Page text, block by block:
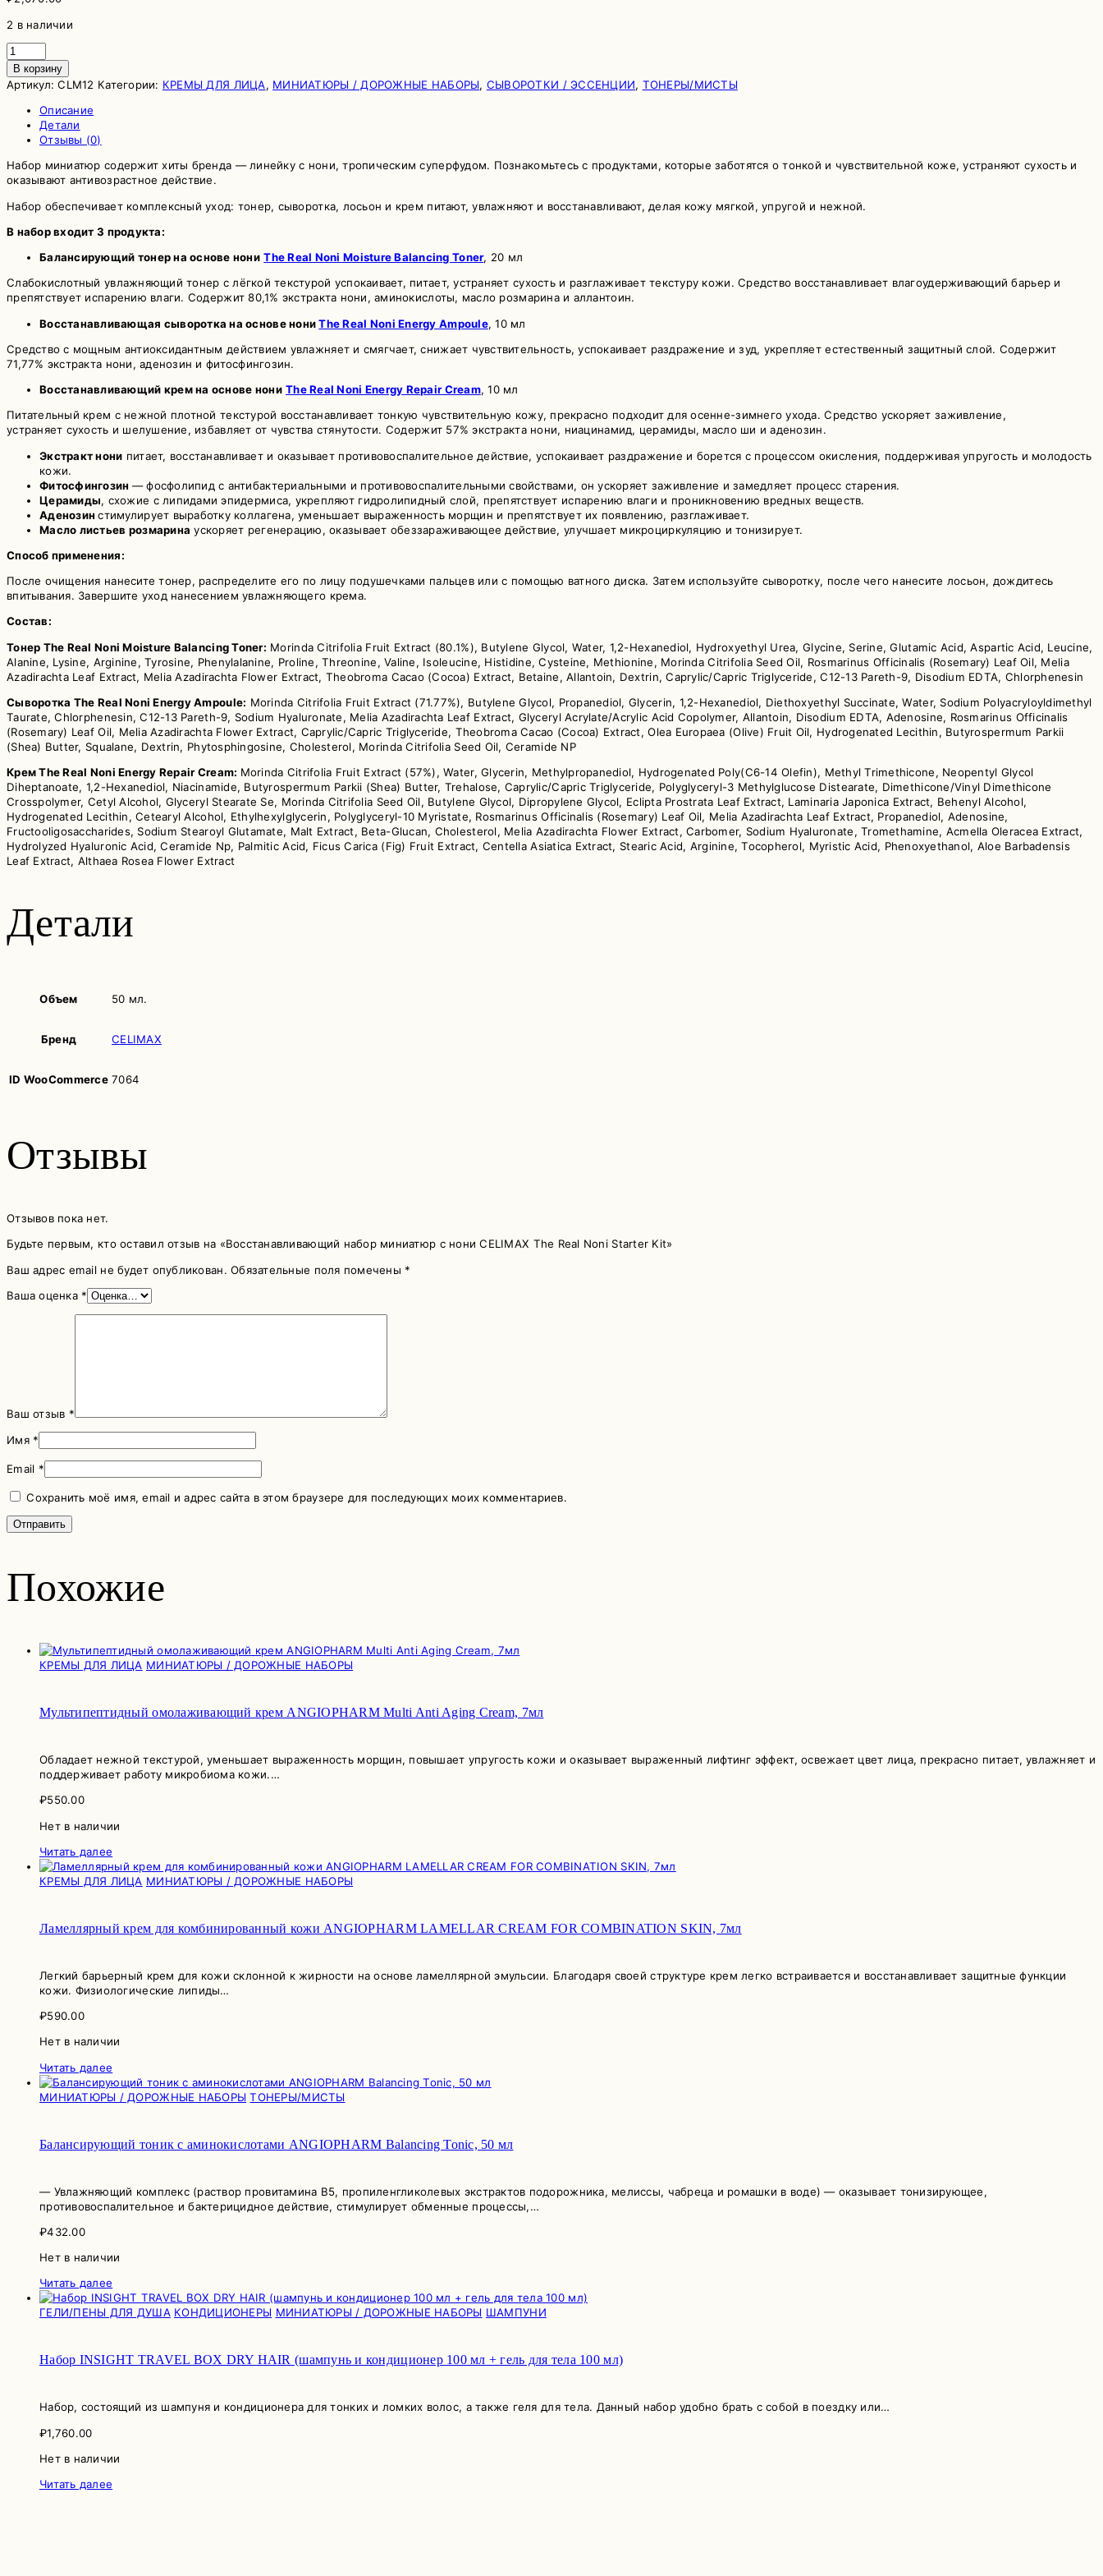
2 в наличии
Количество
товара
Восстанавливающий
набор
миниатюр
нони
The
Real
Starter
Kit
В корзину
Артикул:CLM12 Категории: КРЕМЫ ДЛЯ ЛИЦА, МИНИАТЮРЫ / ДОРОЖНЫЕ НАБОРЫ, СЫВОРОТКИ / ЭССЕНЦИИ, ТОНЕРЫ/МИСТЫ
Описание
Детали
Отзывы (0)
Набор миниатюр содержит хиты бренда — линейку с нони, тропическим суперфудом. Познакомьтесь с продуктами, которые заботятся о тонкой и чувствительной коже, устраняют сухость и
оказывают антивозрастное действие.
Набор обеспечивает комплексный уход: тонер, сыворотка, лосьон и крем питают, увлажняют и восстанавливают, делая кожу мягкой, упругой и нежной.
В набор входит 3 продукта:
Балансирующий тонер на основе нони The Real Noni Moisture Balancing Toner, 20 мл
Слабокислотный увлажняющий тонер с лёгкой текстурой успокаивает, питает, устраняет сухость и разглаживает текстуру кожи. Средство восстанавливает влагоудерживающий барьер и
препятствует испарению влаги. Содержит 80,1% экстракта нони, аминокислоты, масло розмарина и аллантоин.
Восстанавливающая сыворотка на основе нониThe Real Noni Energy Ampoule, 10 мл
Средство с мощным антиоксидантным действием увлажняет и смягчает, снижает чувствительность, успокаивает раздражение и зуд, укрепляет естественный защитный слой. Содержит
71,77% экстракта нони, аденозин и фитосфингозин.
Восстанавливающий крем на основе нони The Real Noni Energy Repair Cream, 10 мл
Питательный крем с нежной плотной текстурой восстанавливает тонкую чувствительную кожу, прекрасно подходит для осенне-зимнего ухода. Средство ускоряет заживление,
устраняет сухость и шелушение, избавляет от чувства стянутости. Содержит 57% экстракта нони, ниацинамид, церамиды, масло ши и аденозин.
Экстракт нони питает, восстанавливает и оказывает противовоспалительное действие, успокаивает раздражение и борется с процессом окисления, поддерживая упругость и молодость
кожи.
Фитосфингозин — фосфолипид с антибактериальными и противовоспалительными свойствами, он ускоряет заживление и замедляет процесс старения.
Церамиды, схожие с липидами эпидермиса, укрепляют гидролипидный слой, препятствует испарению влаги и проникновению вредных веществ.
Аденозинстимулирует выработку коллагена, уменьшает выраженность морщин и препятствует их появлению, разглаживает.
Масло листьев розмарина ускоряет регенерацию, оказывает обеззараживающее действие, улучшает микроциркуляцию и тонизирует.
Способ применения:
После очищения нанесите тонер, распределите его по лицу подушечками пальцев или с помощью ватного диска. Затем используйте сыворотку, после чего нанесите лосьон, дождитесь
впитывания. Завершите уход нанесением увлажняющего крема.
Состав:
Тонер The Real Noni Moisture Balancing Toner: Morinda Citrifolia Fruit Extract (80.1%), Butylene Glycol, Water, 1,2-Hexanediol, Hydroxyethyl Urea, Glycine, Serine, Glutamic Acid, Aspartic Acid, Leucine,
Alanine, Lysine, Arginine, Tyrosine, Phenylalanine, Proline, Threonine, Valine, Isoleucine, Histidine, Cysteine, Methionine, Morinda Citrifolia Seed Oil, Rosmarinus Officinalis (Rosemary) Leaf Oil, Melia
Azadirachta Leaf Extract, Melia Azadirachta Flower Extract, Theobroma Cacao (Cocoa) Extract, Betaine, Allantoin, Dextrin, Caprylic/Capric Triglyceride, C12-13 Pareth-9, Disodium EDTA, Chlorphenesin
Сыворотка The Real Noni Energy Ampoule: Morinda Citrifolia Fruit Extract (71.77%), Butylene Glycol, Propanediol, Glycerin, 1,2-Hexanediol, Diethoxyethyl Succinate, Water, Sodium Polyacryloyldimethyl
Taurate, Chlorphenesin, C12-13 Pareth-9, Sodium Hyaluronate, Melia Azadirachta Leaf Extract, Glyceryl Acrylate/Acrylic Acid Copolymer, Allantoin, Disodium EDTA, Adenosine, Rosmarinus Officinalis
(Rosemary) Leaf Oil, Melia Azadirachta Flower Extract, Caprylic/Capric Triglyceride, Theobroma Cacao (Cocoa) Extract, Olea Europaea (Olive) Fruit Oil, Hydrogenated Lecithin, Butyrospermum Parkii
(Shea) Butter, Squalane, Dextrin, Phytosphingosine, Cholesterol, Morinda Citrifolia Seed Oil, Ceramide NP
Крем The Real Noni Energy Repair Cream: Morinda Citrifolia Fruit Extract (57%), Water, Glycerin, Methylpropanediol, Hydrogenated Poly(C6-14 Olefin), Methyl Trimethicone, Neopentyl Glycol
Diheptanoate, 1,2-Hexanediol, Niacinamide, Butyrospermum Parkii (Shea) Butter, Trehalose, Caprylic/Capric Triglyceride, Polyglyceryl-3 Methylglucose Distearate, Dimethicone/Vinyl Dimethicone
Crosspolymer, Cetyl Alcohol, Glyceryl Stearate Se, Morinda Citrifolia Seed Oil, Butylene Glycol, Dipropylene Glycol, Eclipta Prostrata Leaf Extract, Laminaria Japonica Extract, Behenyl Alcohol,
Hydrogenated Lecithin, Cetearyl Alcohol, Ethylhexylglycerin, Polyglyceryl-10 Myristate, Rosmarinus Officinalis (Rosemary) Leaf Oil, Melia Azadirachta Leaf Extract, Propanediol, Adenosine,
Fructooligosaccharides, Sodium Stearoyl Glutamate, Malt Extract, Beta-Glucan, Cholesterol, Melia Azadirachta Flower Extract, Carbomer, Sodium Hyaluronate, Tromethamine, Acmella Oleracea Extract,
Hydrolyzed Hyaluronic Acid, Ceramide Np, Palmitic Acid, Ficus Carica (Fig) Fruit Extract, Centella Asiatica Extract, Stearic Acid, Arginine, Tocopherol, Myristic Acid, Phenoxyethanol, Aloe Barbadensis
Leaf Extract, Althaea Rosea Flower Extract
Детали
Объем 50 мл.
Бренд CELIMAX
ID WooCommerce 7064
Отзывы
Отзывов пока нет.
Будьте первым, кто оставил отзыв на «Восстанавливающий набор миниатюр с нони CELIMAX The Real Noni Starter Kit»
Ваш адрес email не будет опубликован. Обязательные поля помечены *
Ваша оценка *
Ваш отзыв *
Имя *
Email *
Сохранить моё имя, email и адрес сайта в этом браузере для последующих моих комментариев.
Похожие
КРЕМЫ ДЛЯ ЛИЦА МИНИАТЮРЫ / ДОРОЖНЫЕ НАБОРЫ
Мультипептидный омолаживающий крем ANGIOPHARM Multi Anti Aging Cream, 7мл
Обладает нежной текстурой, уменьшает выраженность морщин, повышает упругость кожи и оказывает выраженный лифтинг эффект, освежает цвет лица, прекрасно питает, увлажняет и
поддерживает работу микробиома кожи.…
₽550.00
Нет в наличии
Читать далее
КРЕМЫ ДЛЯ ЛИЦА МИНИАТЮРЫ / ДОРОЖНЫЕ НАБОРЫ
Ламеллярный крем для комбинированный кожи ANGIOPHARM LAMELLAR CREAM FOR COMBINATION SKIN, 7мл
Легкий барьерный крем для кожи склонной к жирности на основе ламеллярной эмульсии. Благодаря своей структуре крем легко встраивается и восстанавливает защитные функции
кожи. Физиологические липиды…
₽590.00
Нет в наличии
Читать далее
МИНИАТЮРЫ / ДОРОЖНЫЕ НАБОРЫ ТОНЕРЫ/МИСТЫ
Балансирующий тоник с аминокислотами ANGIOPHARM Balancing Tonic, 50 мл
— Увлажняющий комплекс (раствор провитамина В5, пропиленгликолевых экстрактов подорожника, мелиссы, чабреца и ромашки в воде) — оказывает тонизирующее,
противовоспалительное и бактерицидное действие, стимулирует обменные процессы,…
₽432.00
Нет в наличии
Читать далее
ГЕЛИ/ПЕНЫ ДЛЯ ДУША КОНДИЦИОНЕРЫ МИНИАТЮРЫ / ДОРОЖНЫЕ НАБОРЫ ШАМПУНИ
Набор INSIGHT TRAVEL BOX DRY HAIR (шампунь и кондиционер 100 мл + гель для тела 100 мл)
Набор, состоящий из шампуня и кондиционера для тонких и ломких волос, а также геля для тела. Данный набор удобно брать с собой в поездку или…
₽1,760.00
Нет в наличии
Читать далее